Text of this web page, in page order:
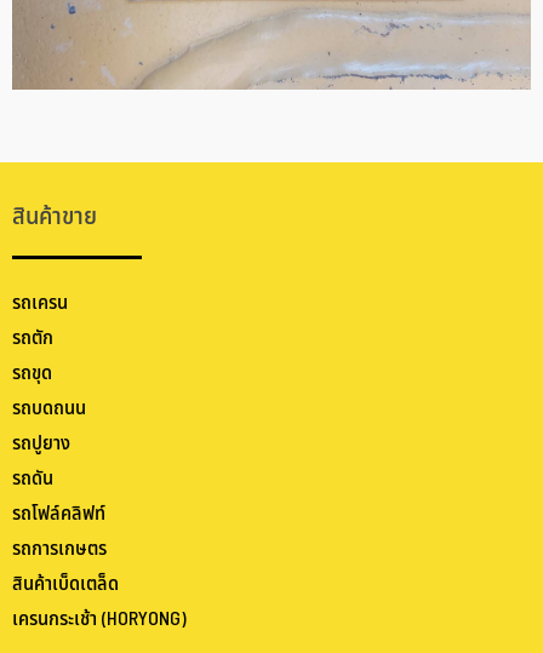
สินค้าขาย
รถเครน
รถตัก
รถขุด
รถบดถนน
รถปูยาง
รถดัน
รถโฟล์คลิฟท์
รถการเกษตร
สินค้าเบ็ดเตล็ด
เครนกระเช้า (HORYONG)